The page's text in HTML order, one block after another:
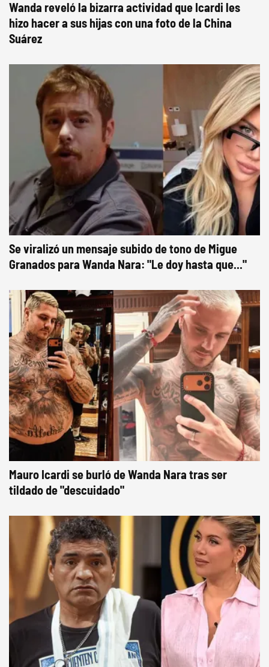
Wanda reveló la bizarra actividad que Icardi les
hizo hacer a sus hijas con una foto de la China
Suárez
Se viralizó un mensaje subido de tono de Migue
Granados para Wanda Nara: "Le doy hasta que..."
Mauro Icardi se burló de Wanda Nara tras ser
tildado de "descuidado"